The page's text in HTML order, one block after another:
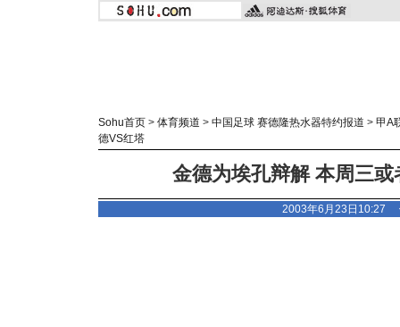
Sohu首页 > 体育频道 > 中国足球 赛德隆热水器特约报道 > 甲A
德VS红塔
金德为埃孔辩解 本周三
2003年6月23日10:27